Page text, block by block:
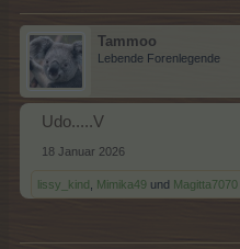
Tammoo
Lebende Forenlegende
Udo.....V
18 Januar 2026
lissy_kind Mimika49 und Magitta7070